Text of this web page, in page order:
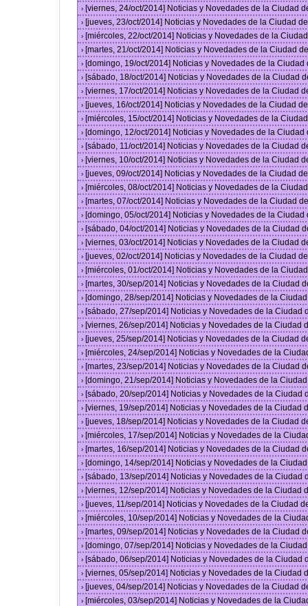
› [viernes, 24/oct/2014] Noticias y Novedades de la Ciudad
› [jueves, 23/oct/2014] Noticias y Novedades de la Ciudad
› [miércoles, 22/oct/2014] Noticias y Novedades de la
› [martes, 21/oct/2014] Noticias y Novedades de la Ciudad
› [domingo, 19/oct/2014] Noticias y Novedades de la
› [sábado, 18/oct/2014] Noticias y Novedades de la Ciudad
› [viernes, 17/oct/2014] Noticias y Novedades de la Ciudad
› [jueves, 16/oct/2014] Noticias y Novedades de la Ciudad
› [miércoles, 15/oct/2014] Noticias y Novedades de la
› [domingo, 12/oct/2014] Noticias y Novedades de la
› [sábado, 11/oct/2014] Noticias y Novedades de la Ciudad
› [viernes, 10/oct/2014] Noticias y Novedades de la Ciudad
› [jueves, 09/oct/2014] Noticias y Novedades de la Ciudad
› [miércoles, 08/oct/2014] Noticias y Novedades de la
› [martes, 07/oct/2014] Noticias y Novedades de la Ciudad
› [domingo, 05/oct/2014] Noticias y Novedades de la
› [sábado, 04/oct/2014] Noticias y Novedades de la Ciudad
› [viernes, 03/oct/2014] Noticias y Novedades de la Ciudad
› [jueves, 02/oct/2014] Noticias y Novedades de la Ciudad
› [miércoles, 01/oct/2014] Noticias y Novedades de la
› [martes, 30/sep/2014] Noticias y Novedades de la Ciudad
› [domingo, 28/sep/2014] Noticias y Novedades de la
› [sábado, 27/sep/2014] Noticias y Novedades de la Ciudad
› [viernes, 26/sep/2014] Noticias y Novedades de la Ciudad
› [jueves, 25/sep/2014] Noticias y Novedades de la Ciudad
› [miércoles, 24/sep/2014] Noticias y Novedades de la
› [martes, 23/sep/2014] Noticias y Novedades de la Ciudad
› [domingo, 21/sep/2014] Noticias y Novedades de la
› [sábado, 20/sep/2014] Noticias y Novedades de la Ciudad
› [viernes, 19/sep/2014] Noticias y Novedades de la Ciudad
› [jueves, 18/sep/2014] Noticias y Novedades de la Ciudad
› [miércoles, 17/sep/2014] Noticias y Novedades de la
› [martes, 16/sep/2014] Noticias y Novedades de la Ciudad
› [domingo, 14/sep/2014] Noticias y Novedades de la
› [sábado, 13/sep/2014] Noticias y Novedades de la Ciudad
› [viernes, 12/sep/2014] Noticias y Novedades de la Ciudad
› [jueves, 11/sep/2014] Noticias y Novedades de la Ciudad
› [miércoles, 10/sep/2014] Noticias y Novedades de la
› [martes, 09/sep/2014] Noticias y Novedades de la Ciudad
› [domingo, 07/sep/2014] Noticias y Novedades de la
› [sábado, 06/sep/2014] Noticias y Novedades de la Ciudad
› [viernes, 05/sep/2014] Noticias y Novedades de la Ciudad
› [jueves, 04/sep/2014] Noticias y Novedades de la Ciudad
› [miércoles, 03/sep/2014] Noticias y Novedades de la